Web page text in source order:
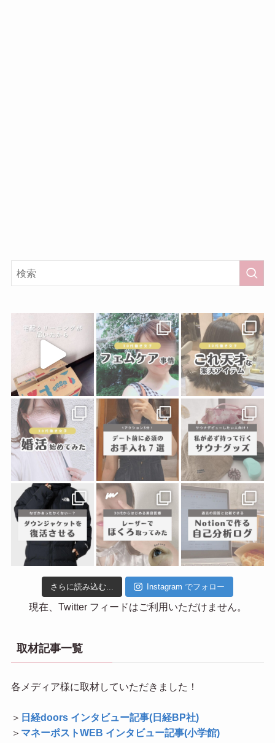
さらに読み込む... Instagram でフォロー
現在、Twitter フィードはご利用いただけません。
取材記事一覧
各メディア様に取材していただきました！
＞ 日経doors インタビュー記事(日経BP社)
＞ マネーポストWEB インタビュー記事(小学館)